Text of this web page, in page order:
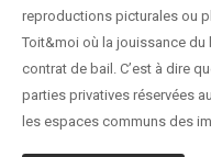
reproductions picturales ou
Toit&moi où la jouissance du
contrat de bail. C’est à dire
parties privatives réservées
les espaces communs des